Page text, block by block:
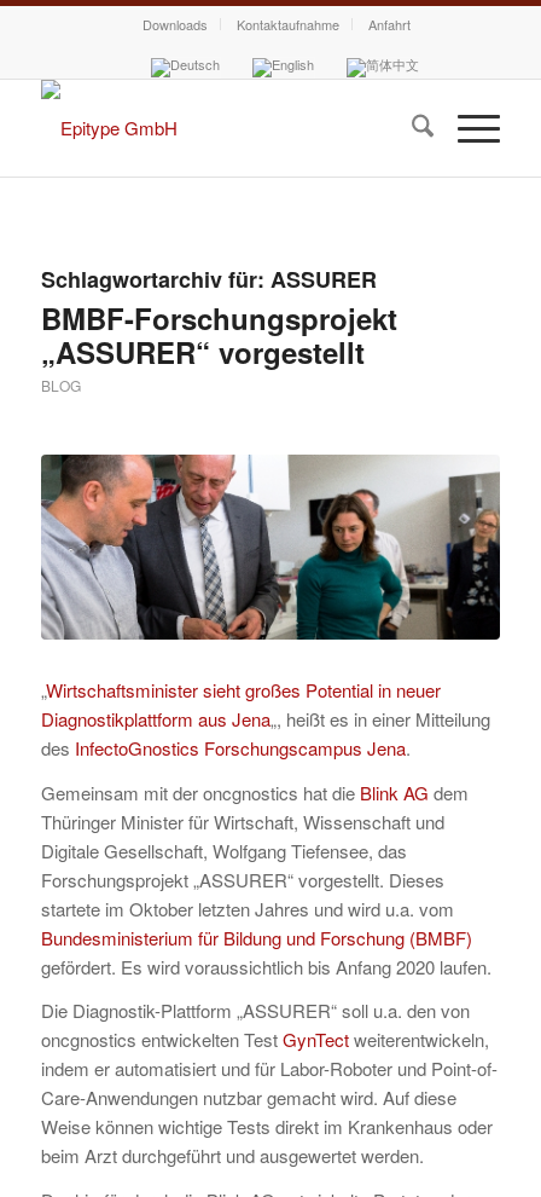
Downloads Kontaktaufnahme Anfahrt
Schlagwortarchiv für: ASSURER
BMBF-Forschungsprojekt
„ASSURER“ vorgestellt
BLOG
„Wirtschaftsminister sieht großes Potential in neuer
Diagnostikplattform aus Jena„, heißt es in einer Mitteilung
des InfectoGnostics Forschungscampus Jena.
Gemeinsam mit der oncgnostics hat die Blink AG dem
Thüringer Minister für Wirtschaft, Wissenschaft und
Digitale Gesellschaft, Wolfgang Tiefensee, das
Forschungsprojekt „ASSURER“ vorgestellt. Dieses
startete im Oktober letzten Jahres und wird u.a. vom
Bundesministerium für Bildung und Forschung (BMBF)
gefördert. Es wird voraussichtlich bis Anfang 2020 laufen.
Die Diagnostik-Plattform „ASSURER“ soll u.a. den von
oncgnostics entwickelten TestGynTectweiterentwickeln,
indem er automatisiert und für Labor-Roboter und Point-of-
Care-Anwendungen nutzbar gemacht wird. Auf diese
Weise können wichtige Tests direkt im Krankenhaus oder
beim Arzt durchgeführt und ausgewertet werden.